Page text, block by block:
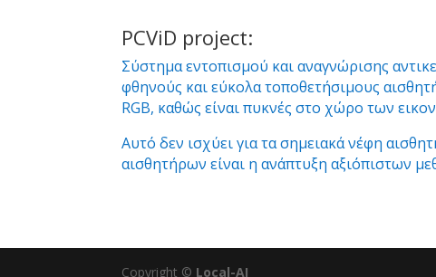
PCViD project:
Σύστημα εντοπισμού και αναγνώρισης
φθηνούς και εύκολα τοποθετήσιμους
RGB, καθώς είναι πυκνές στο χώρο των
Αυτό δεν ισχύει για τα σημειακά νέφη
αισθητήρων είναι η ανάπτυξη αξιόπιστων
Copyright © Local-AI